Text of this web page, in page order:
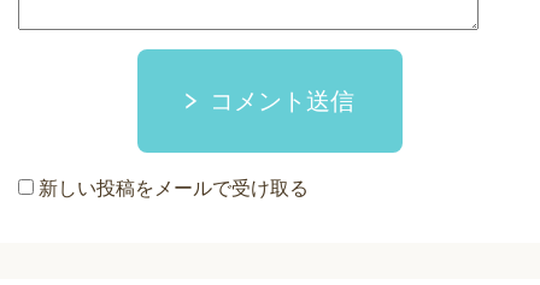
コメント送信
新しい投稿をメールで受け取る